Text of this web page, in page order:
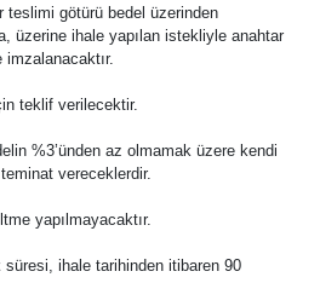
götürü bedel üzerinden
üzerine ihale yapılan istekliyle anahtar
teklif verilecektir.
%3’ünden az olmamak üzere kendi
vereceklerdir.
yapılmayacaktır.
ihale tarihinden itibaren 90